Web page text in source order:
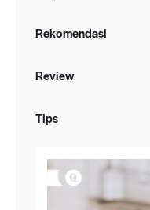
Rekomendasi
Review
Tips